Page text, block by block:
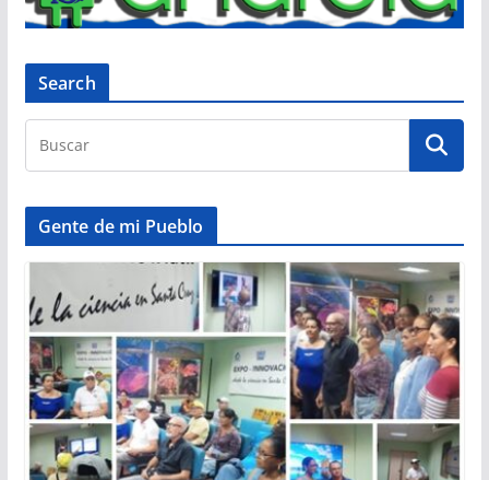
Search
Gente de mi Pueblo